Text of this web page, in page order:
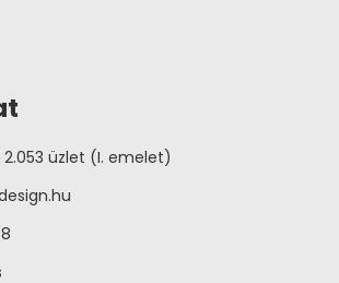
2.053 üzlet (I. emelet)